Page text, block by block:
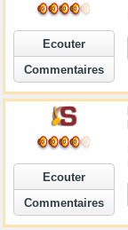
Ecouter
Commentaires
Ecouter
Commentaires